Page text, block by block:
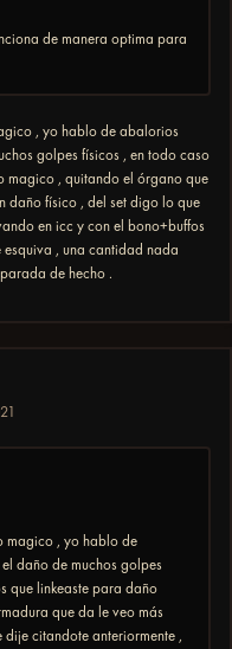
de manera optima para
, yo hablo de abalorios
golpes físicos , en todo caso
magico , quitando el órgano que
daño físico , del set digo lo que
en icc y con el bono+buffos
, una cantidad nada
de hecho .
magico , yo hablo de
daño de muchos golpes
que linkeaste para daño
que da le veo más
citandote anteriormente ,